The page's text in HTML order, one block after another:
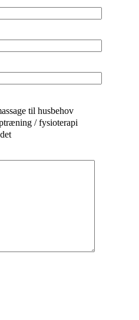
til husbehov
/ fysioterapi